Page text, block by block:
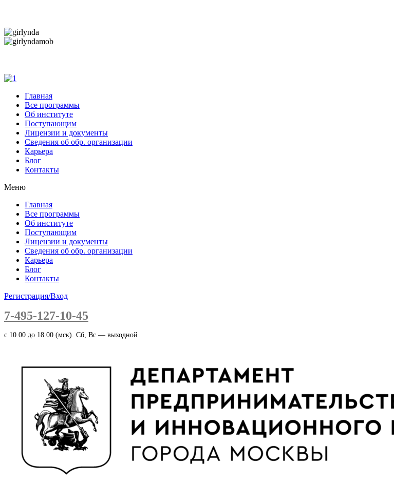
Главная
Все программы
Об институте
Поступающим
Лицензии и документы
Сведения об обр. организации
Карьера
Блог
Контакты
Меню
Главная
Все программы
Об институте
Поступающим
Лицензии и документы
Сведения об обр. организации
Карьера
Блог
Контакты
Регистрация/Вход
7-495-127-10-45
c 10.00 до 18.00 (мск). Сб, Вс — выходной